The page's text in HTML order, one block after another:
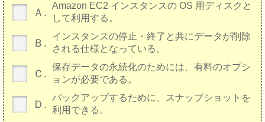
Ａ.
Amazon EC2 インスタンスの OS 用ディスクと
して利用する。
Ｂ.
インスタンスの停止・終了と共にデータが削除
される仕様となっている。
Ｃ.
保存データの永続化のためには、有料のオプシ
ョンが必要である。
Ｄ.
バックアップするために、スナップショットを
利用できる。